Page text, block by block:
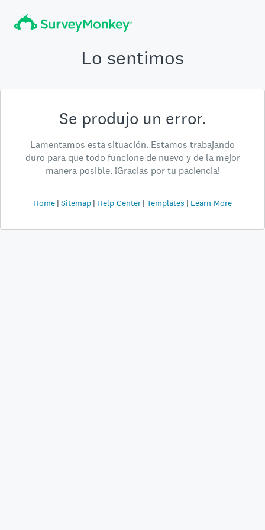
Lo sentimos
Se produjo un error.
Lamentamos esta situación. Estamos trabajando
duro para que todo funcione de nuevo y de la mejor
manera posible. ¡Gracias por tu paciencia!
Home Sitemap Help Center Templates Learn More